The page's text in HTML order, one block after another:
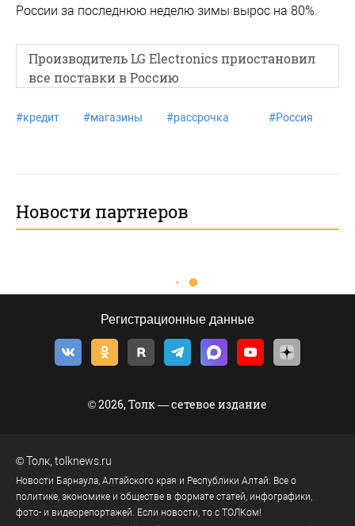
России за последнюю неделю зимы вырос на 80%.
Производитель LG Electronics приостановил
все поставки в Россию
#кредит #магазины #рассрочка #Россия
Новости партнеров
Регистрационные данные
© 2026, Толк — сетевое издание
©Толк tolknews.ru
Новости Барнаула, Алтайского края и Республики Алтай. Все о
политике, экономике и обществе в формате статей, инфографики,
фото- и видеорепортажей. Если новости, то с ТОЛКом!